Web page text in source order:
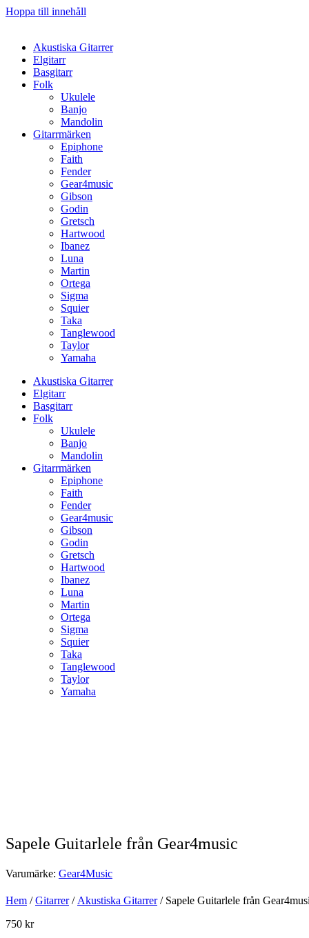
Hoppa till innehåll
Akustiska Gitarrer
Elgitarr
Basgitarr
Folk
Ukulele
Banjo
Mandolin
Gitarrmärken
Epiphone
Faith
Fender
Gear4music
Gibson
Godin
Gretsch
Hartwood
Ibanez
Luna
Martin
Ortega
Sigma
Squier
Taka
Tanglewood
Taylor
Yamaha
Akustiska Gitarrer
Elgitarr
Basgitarr
Folk
Ukulele
Banjo
Mandolin
Gitarrmärken
Epiphone
Faith
Fender
Gear4music
Gibson
Godin
Gretsch
Hartwood
Ibanez
Luna
Martin
Ortega
Sigma
Squier
Taka
Tanglewood
Taylor
Yamaha
Sapele Guitarlele från Gear4music
Varumärke: Gear4Music
Hem /Gitarrer/Akustiska Gitarrer/ Sapele Guitarlele från
750 kr